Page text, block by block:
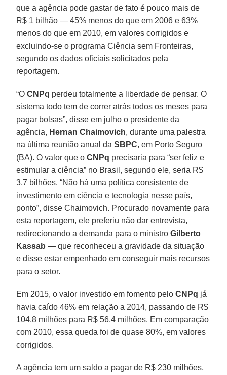
que a agência pode gastar de fato é pouco mais de
R$ 1 bilhão — 45% menos do que em 2006 e 63%
menos do que em 2010, em valores corrigidos e
excluindo-se o programa Ciência sem Fronteiras,
segundo os dados oficiais solicitados pela
reportagem.
“OCNPq perdeu totalmente a liberdade de pensar. O
sistema todo tem de correr atrás todos os meses para
pagar bolsas”, disse em julho o presidente da
agência, Hernan Chaimovich, durante uma palestra
na última reunião anual daSBPC, em Porto Seguro
(BA). O valor que oCNPq precisaria para “ser feliz e
estimular a ciência” no Brasil, segundo ele, seria R$
3,7 bilhões. “Não há uma política consistente de
investimento em ciência e tecnologia nesse país,
ponto”, disse Chaimovich. Procurado novamente para
esta reportagem, ele preferiu não dar entrevista,
redirecionando a demanda para o ministroGilberto
Kassab — que reconheceu a gravidade da situação
e disse estar empenhado em conseguir mais recursos
para o setor.
Em 2015, o valor investido em fomento peloCNPq já
havia caído 46% em relação a 2014, passando de R$
104,8 milhões para R$ 56,4 milhões. Em comparação
com 2010, essa queda foi de quase 80%, em valores
corrigidos.
A agência tem um saldo a pagar de R$ 230 milhões,